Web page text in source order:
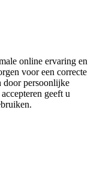
online ervaring en
voor een correcte
door persoonlijke
geeft u